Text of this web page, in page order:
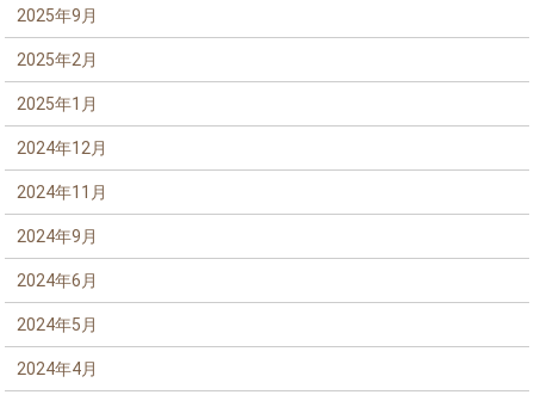
2025年9月
2025年2月
2025年1月
2024年12月
2024年11月
2024年9月
2024年6月
2024年5月
2024年4月